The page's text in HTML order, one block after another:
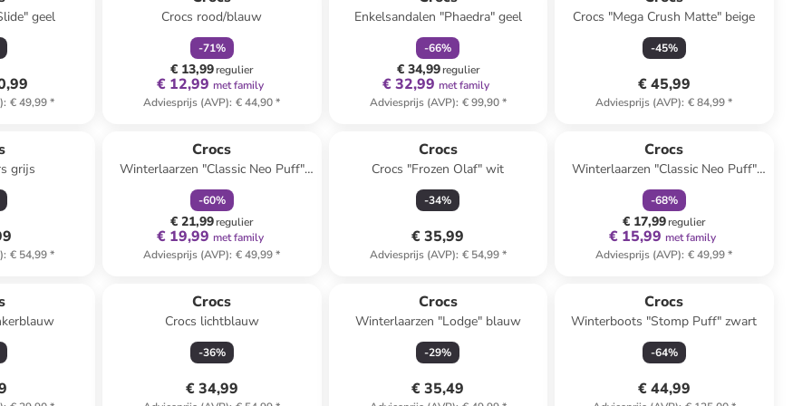
geel
: € 49,99*
Crocs rood/blauw
-71%
€ 13,99regulier
€ 12,99 met family
Adviesprijs (AVP): € 44,90*
Enkelsandalen "Phaedra" geel
-66%
€ 34,99regulier
€ 32,99 met family
Adviesprijs (AVP): € 99,90*
Crocs "Mega Crush Matte" beige
-45%
€ 45,99
Adviesprijs (AVP): € 84,99*
grijs
: € 54,99*
Crocs
Winterlaarzen "Classic Neo Puff"
donkerblauw
-60%
€ 21,99regulier
€ 19,99 met family
Adviesprijs (AVP): € 49,99*
Crocs
Crocs "Frozen Olaf" wit
-34%
€ 35,99
Adviesprijs (AVP): € 54,99*
Crocs
Winterlaarzen "Classic Neo Puff"
roze
-68%
€ 17,99regulier
€ 15,99 met family
Adviesprijs (AVP): € 49,99*
Crocs
Crocs lichtblauw
-36%
€ 34,99
Crocs
Winterlaarzen "Lodge" blauw
-29%
€ 35,49
Crocs
Winterboots "Stomp Puff" zwart
-64%
€ 44,99